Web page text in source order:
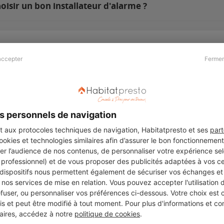
personnels de navigation
aux protocoles techniques de navigation, Habitatpresto et ses
et technologies similaires afin d’assurer le bon
l’audience de nos contenus, de personnaliser votre expérience
et de vous proposer des publicités adaptées à vos
nous permettent également de sécuriser vos échanges
services de mise en relation. Vous pouvez accepter l'utilisation
ou personnaliser vos préférences ci-dessous. Votre choix est
et peut être modifié à tout moment. Pour plus d'informations et
accédez à notre politique de cookies.
un bon installateur d'alarme ?
Revue de presse
Légal
Charte cookies
Suivez-nous